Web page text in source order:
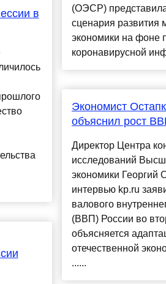
в
(ОЭСР)
сценария развития
экономики на фоне
коронавирусной
Экономист
объяснил рост
Директор Центра
исследований
экономики Георгий
интервью kp.ru
валового
(ВВП) России во
объясняется
отечественной
......